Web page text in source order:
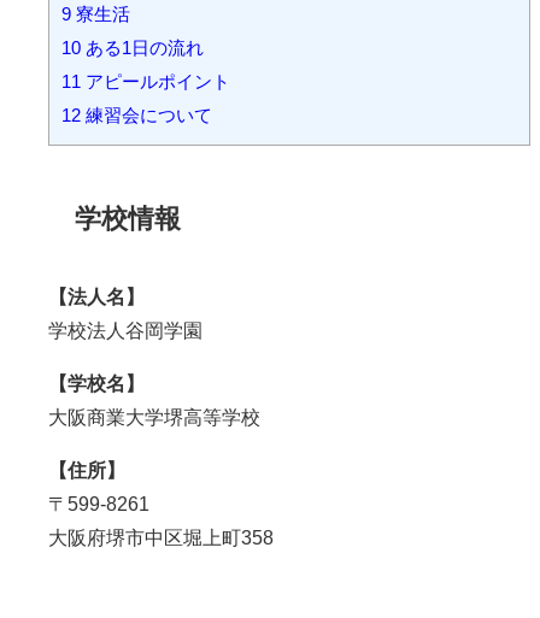
9 寮生活
10 ある1日の流れ
11 アピールポイント
12 練習会について
学校情報
【法人名】
学校法人谷岡学園
【学校名】
大阪商業大学堺高等学校
【住所】
〒599-8261
大阪府堺市中区堀上町358